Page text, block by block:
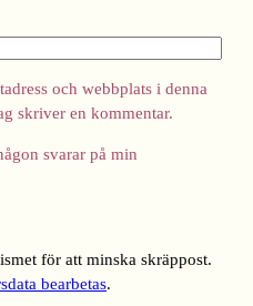
och webbplats i denna
skriver en kommentar.
svarar på min
för att minska skräppost.
bearbetas.